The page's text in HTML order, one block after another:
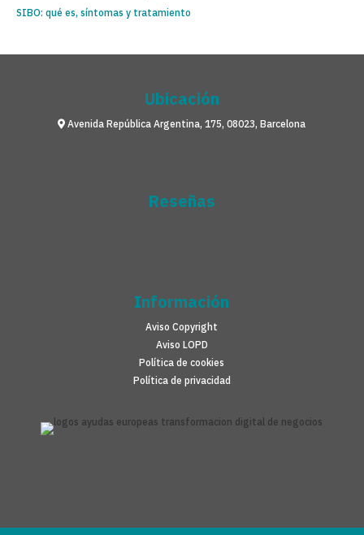
SIBO: qué es, síntomas y tratamiento
Ubicación
Avenida República Argentina, 175, 08023, Barcelona
Reseñas
Información
Aviso Copyright
Aviso LOPD
Política de cookies
Política de privacidad